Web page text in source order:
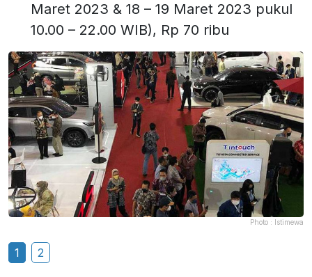
Maret 2023 & 18 – 19 Maret 2023 pukul
10.00 – 22.00 WIB), Rp 70 ribu
Photo : Istimewa
1 2